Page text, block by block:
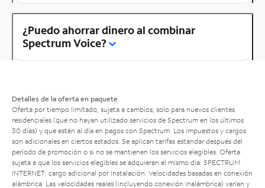
¿Puedo ahorrar dinero al combinar
Spectrum Voice?
Detalles de la oferta en paquete
Oferta por tiempo limitado; sujeta a cambios; solo para nuevos clientes
residenciales (que no hayan utilizado servicios de Spectrum en los últimos
30 días) y que estén al día en pagos con Spectrum. Los impuestos y cargos
son adicionales en ciertos estados. Se aplican tarifas estándar después del
período de promoción o si no se mantienen los servicios elegibles. Oferta
sujeta a que los servicios elegibles se adquieran el mismo día. SPECTRUM
INTERNET: cargo adicional por instalación. Velocidades basadas en conexión
alámbrica. Las velocidades reales (incluyendo conexión inalámbrica) varían y